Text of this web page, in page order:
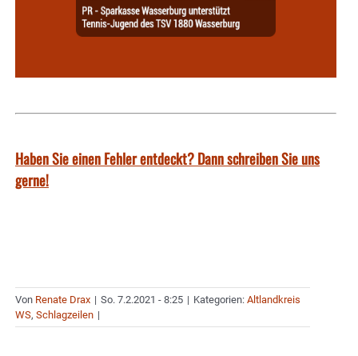
Haben Sie einen Fehler entdeckt? Dann schreiben Sie uns
gerne!
Von Renate Drax | So. 7.2.2021 - 8:25 | Kategorien: Altlandkreis
WS, Schlagzeilen |